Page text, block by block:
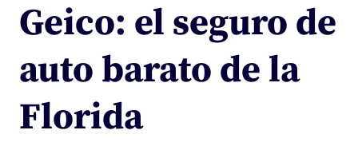
Geico: el seguro de
auto barato de la
Florida